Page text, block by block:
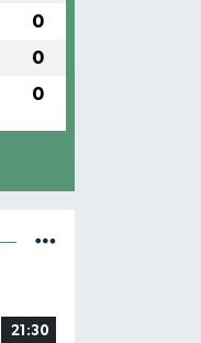
0
0
0
21:30